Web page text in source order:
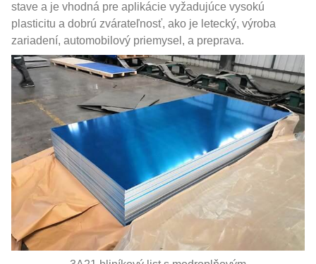
stave a je vhodná pre aplikácie vyžadujúce vysokú
plasticitu a dobrú zvárateľnosť, ako je letecký, výroba
zariadení, automobilový priemysel, a preprava.